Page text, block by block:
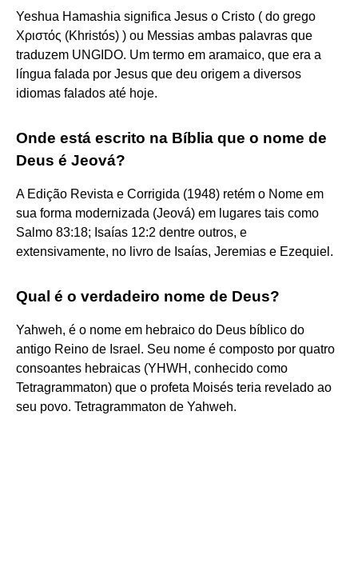
Yeshua Hamashia significa Jesus o Cristo ( do grego
Χριστός (Khristós) ) ou Messias ambas palavras que
traduzem UNGIDO. Um termo em aramaico, que era a
língua falada por Jesus que deu origem a diversos
idiomas falados até hoje.
Onde está escrito na Bíblia que o nome de
Deus é Jeová?
A Edição Revista e Corrigida (1948) retém o Nome em
sua forma modernizada (Jeová) em lugares tais como
Salmo 83:18; Isaías 12:2 dentre outros, e
extensivamente, no livro de Isaías, Jeremias e Ezequiel.
Qual é o verdadeiro nome de Deus?
Yahweh, é o nome em hebraico do Deus bíblico do
antigo Reino de Israel. Seu nome é composto por quatro
consoantes hebraicas (YHWH, conhecido como
Tetragrammaton) que o profeta Moisés teria revelado ao
seu povo. Tetragrammaton de Yahweh.